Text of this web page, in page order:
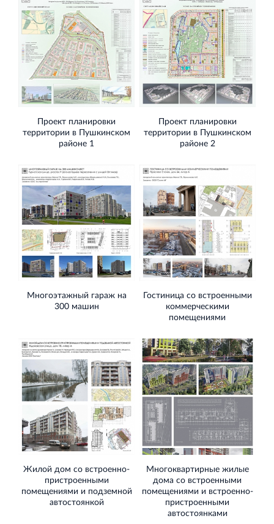
Строительная система ROSSTRO‐VELOX
Несъёмная опалубка из щепоцементных плит
Научно‐исследовательский институт
ЛЕННИИПРОЕКТ
Проектный институт по жилищно‐гражданскому
строительству
Торговый комплекс НОРД в Кингисеппе
Современный торговый комплекс в центре города
Испытательный комплекс ПКТИ
Многофункцинальный испытательный комплекс
Проект планировки
территории в Пушкинском
районе 1
Проект планировки
территории в Пушкинском
районе 2
Многоэтажный гараж на
300 машин
Гостиница со встроенными
коммерческими
помещениями
Жилой дом со встроенно-
пристроенными
помещениями и подземной
автостоянкой
Многоквартирные жилые
дома со встроенными
помещениями и встроенно-
пристроенными
автостоянками